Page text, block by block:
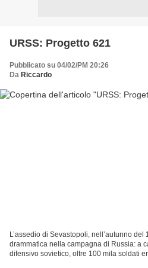
URSS: Progetto 621
Pubblicato su 04/02/PM 20:26
Da Riccardo
L’assedio di Sevastopoli, nell’autunno
drammatica nella campagna di Russia: a
difensivo sovietico, oltre 100 mila soldati